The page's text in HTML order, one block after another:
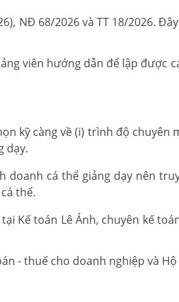
NĐ 68/2026 và TT 18/2026.
viên hướng dẫn để lập được
kỹ càng về (i) trình độ chuyên
dạy.
doanh cá thể giảng dạy nên
thể.
Kế toán Lê Ánh, chuyên kế
- thuế cho doanh nghiệp và